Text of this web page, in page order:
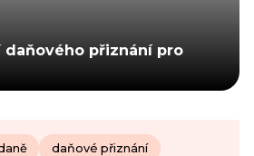
daňového přiznání pro
daňové přiznání